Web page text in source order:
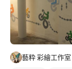
藝粋 彩繪工作室